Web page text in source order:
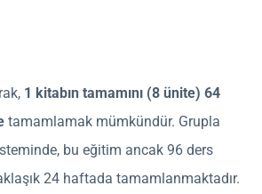
1 kitabın tamamını (8 ünite) 64
tamamlamak mümkündür. Grupla
bu eğitim ancak 96 ders
24 haftada tamamlanmaktadır.